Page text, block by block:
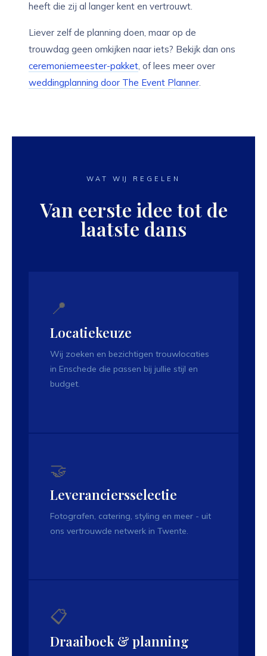
heeft die zij al langer kent en vertrouwt.
Liever zelf de planning doen, maar op de
trouwdag geen omkijken naar iets? Bekijk dan ons
ceremoniemeester-pakket, of lees meer over
weddingplanning door The Event Planner.
WAT WIJ REGELEN
Van eerste idee tot de
laatste dans
📍
Locatiekeuze
Wij zoeken en bezichtigen trouwlocaties
in Enschede die passen bij jullie stijl en
budget.
🤝
Leveranciersselectie
Fotografen, catering, styling en meer - uit
ons vertrouwde netwerk in Twente.
📋
Draaiboek & planning